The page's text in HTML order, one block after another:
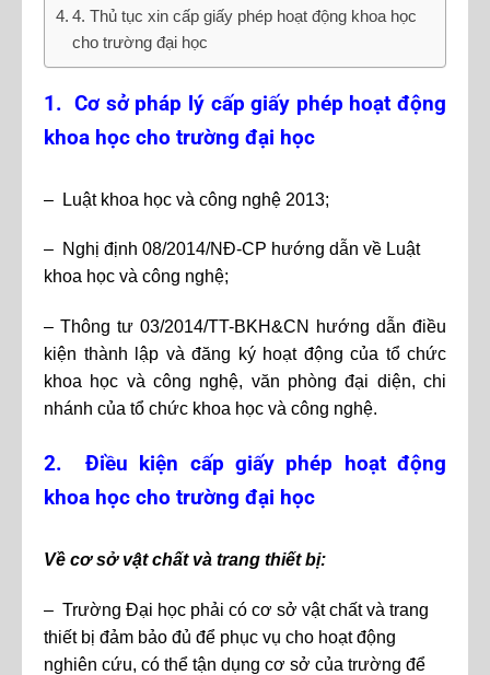
4. Thủ tục xin cấp giấy phép hoạt động khoa học
cho trường đại học
1. Cơ sở pháp lý cấp giấy phép hoạt động
khoa học cho trường đại học
– Luật khoa học và công nghệ 2013;
– Nghị định 08/2014/NĐ-CP hướng dẫn về Luật
khoa học và công nghệ;
– Thông tư 03/2014/TT-BKH&CN hướng dẫn điều
kiện thành lập và đăng ký hoạt động của tổ chức
khoa học và công nghệ, văn phòng đại diện, chi
nhánh của tổ chức khoa học và công nghệ.
2. Điều kiện cấp giấy phép hoạt động
khoa học cho trường đại học
Về cơ sở vật chất và trang thiết bị:
– Trường Đại học phải có cơ sở vật chất và trang
thiết bị đảm bảo đủ để phục vụ cho hoạt động
nghiên cứu, có thể tận dụng cơ sở của trường để